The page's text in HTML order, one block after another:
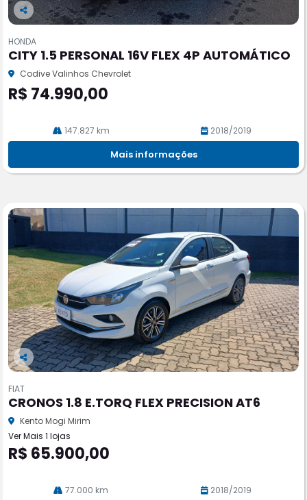
Co
pa
rtil
he
HONDA
CITY 1.5 PERSONAL 16V FLEX 4P AUTOMÁTICO
Codive Valinhos Chevrolet
R$ 74.990,00
147.827 km 2018/2019
Mais informações
Co
pa
rtil
he
FIAT
CRONOS 1.8 E.TORQ FLEX PRECISION AT6
Kento Mogi Mirim
Ver Mais 1 lojas
R$ 65.900,00
77.000 km 2018/2019